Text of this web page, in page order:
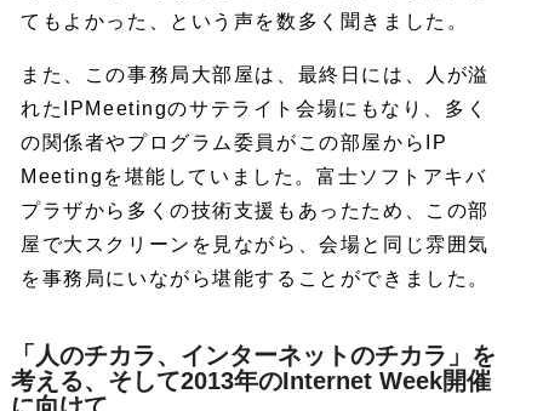
てもよかった、という声を数多く聞きました。
また、この事務局大部屋は、最終日には、人が溢
れたIPMeetingのサテライト会場にもなり、多く
の関係者やプログラム委員がこの部屋からIP
Meetingを堪能していました。富士ソフトアキバ
プラザから多くの技術支援もあったため、この部
屋で大スクリーンを見ながら、会場と同じ雰囲気
を事務局にいながら堪能することができました。
「人のチカラ、インターネットのチカラ」を
考える、そして2013年のInternet Week開催